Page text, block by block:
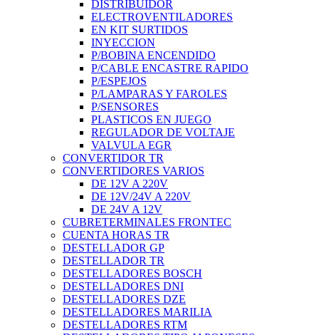
DISTRIBUIDOR
ELECTROVENTILADORES
EN KIT SURTIDOS
INYECCION
P/BOBINA ENCENDIDO
P/CABLE ENCASTRE RAPIDO
P/ESPEJOS
P/LAMPARAS Y FAROLES
P/SENSORES
PLASTICOS EN JUEGO
REGULADOR DE VOLTAJE
VALVULA EGR
CONVERTIDOR TR
CONVERTIDORES VARIOS
DE 12V A 220V
DE 12V/24V A 220V
DE 24V A 12V
CUBRETERMINALES FRONTEC
CUENTA HORAS TR
DESTELLADOR GP
DESTELLADOR TR
DESTELLADORES BOSCH
DESTELLADORES DNI
DESTELLADORES DZE
DESTELLADORES MARILIA
DESTELLADORES RTM